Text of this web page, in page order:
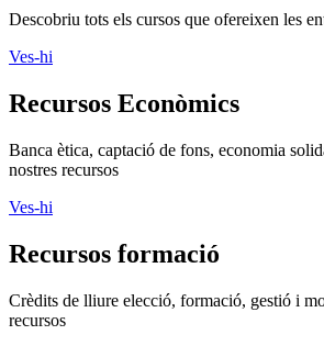
Descobriu tots els cursos que ofereixen les
Ves-hi
Recursos Econòmics
Banca ètica, captació de fons, economia
nostres recursos
Ves-hi
Recursos formació
Crèdits de lliure elecció, formació, gestió i
recursos